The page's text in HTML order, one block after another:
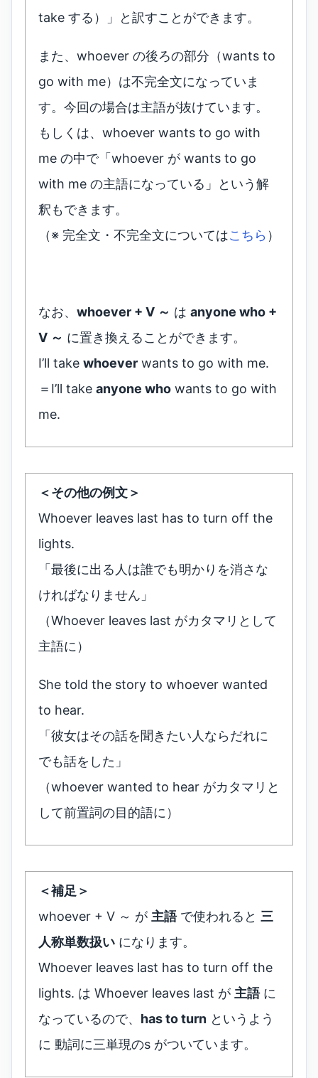
take する）」と訳すことができます。
また、whoever の後ろの部分（wants to
go with me）は不完全文になっていま
す。今回の場合は主語が抜けています。
もしくは、whoever wants to go with
me の中で「whoever が wants to go
with me の主語になっている」という解
釈もできます。
（※ 完全文・不完全文についてはこちら ）
なお、 whoever + V ～ は anyone who +
V ～ に置き換えることができます。
I’ll take whoever wants to go with me.
＝I’ll take anyone who wants to go with
me.
＜その他の例文＞
Whoever leaves last has to turn off the
lights.
「最後に出る人は誰でも明かりを消さな
ければなりません」
（Whoever leaves last がカタマリとして
主語に）
She told the story to whoever wanted
to hear.
「彼女はその話を聞きたい人ならだれに
でも話をした」
（whoever wanted to hear がカタマリと
して前置詞の目的語に）
＜補足＞
whoever + V ～ が 主語で使われると 三
人称単数扱い になります。
Whoever leaves last has to turn off the
lights. は Whoever leaves last が 主語に
なっているので、 has to turn というよう
に 動詞に三単現のs がついています。